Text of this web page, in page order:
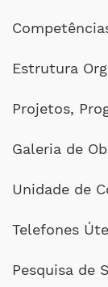
Estrutura
Projetos,
Galeria de
Unidade de
Telefones
Pesquisa de